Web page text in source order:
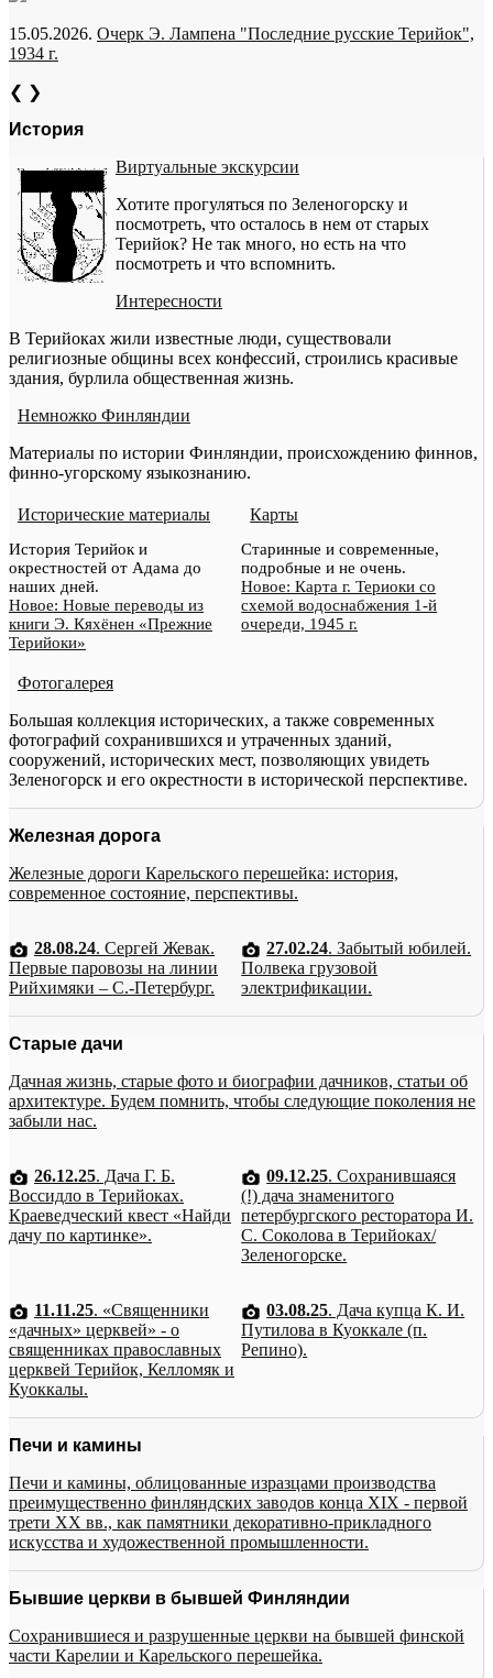
15.05.2026. Очерк Э. Лампена "Последние русские Терийок",
1934 г.
❮ ❯
История
Виртуальные экскурсии
Хотите прогуляться по Зеленогорску и
посмотреть, что осталось в нем от старых
Терийок? Не так много, но есть на что
посмотреть и что вспомнить.
Интересности
В Терийоках жили известные люди, существовали
религиозные общины всех конфессий, строились красивые
здания, бурлила общественная жизнь.
Немножко Финляндии
Материалы по истории Финляндии, происхождению финнов,
финно-угорскому языкознанию.
Исторические материалы
История Терийок и
окрестностей от Адама до
наших дней.
Новое: Новые переводы из
книги Э. Кяхёнен «Прежние
Терийоки»
Карты
Старинные и современные,
подробные и не очень.
Новое: Карта г. Териоки со
схемой водоснабжения 1-й
очереди, 1945 г.
Фотогалерея
Большая коллекция исторических, а также современных
фотографий сохранившихся и утраченных зданий,
сооружений, исторических мест, позволяющих увидеть
Зеленогорск и его окрестности в исторической перспективе.
Железная дорога
Железные дороги Карельского перешейка: история,
современное состояние, перспективы.
28.08.24. Сергей Жевак.
Первые паровозы на линии
Рийхимяки – С.-Петербург.
27.02.24. Забытый юбилей.
Полвека грузовой
электрификации.
Старые дачи
Дачная жизнь, старые фото и биографии дачников, статьи об
архитектуре. Будем помнить, чтобы следующие поколения не
забыли нас.
26.12.25. Дача Г. Б.
Воссидло в Терийоках.
Краеведческий квест «Найди
дачу по картинке».
09.12.25. Сохранившаяся
(!) дача знаменитого
петербургского ресторатора И.
С. Соколова в Терийоках/
Зеленогорске.
11.11.25. «Священники
«дачных» церквей» - о
священниках православных
церквей Терийок, Келломяк и
Куоккалы.
03.08.25. Дача купца К. И.
Путилова в Куоккале (п.
Репино).
Печи и камины
Печи и камины, облицованные изразцами производства
преимущественно финляндских заводов конца XIX - первой
трети XX вв., как памятники декоративно-прикладного
искусства и художественной промышленности.
Бывшие церкви в бывшей Финляндии
Сохранившиеся и разрушенные церкви на бывшей финской
части Карелии и Карельского перешейка.